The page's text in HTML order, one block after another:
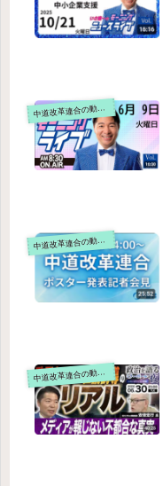
中道改革連合の動画をテキスト要約
中道改革連合の動画をテキスト要約
中道改革連合の動画をテキスト要約